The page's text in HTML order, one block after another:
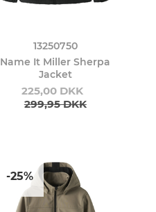
13250750
Name It Miller Sherpa
Jacket
225,00 DKK
299,95 DKK
-25%